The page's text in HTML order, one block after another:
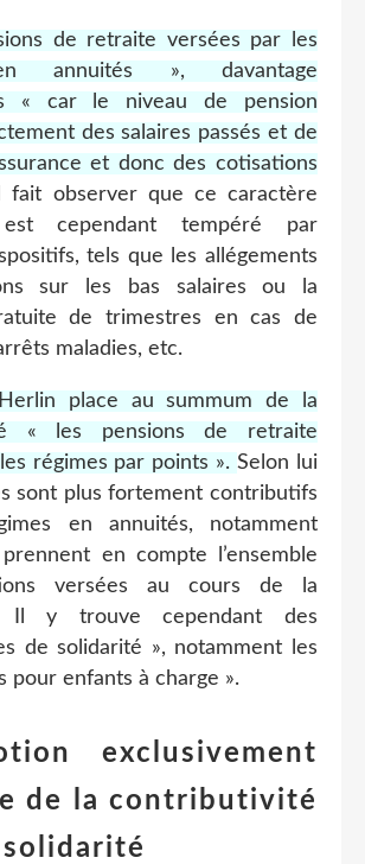
de retraite versées par les
annuités », davantage
« car le niveau de pension
des salaires passés et de
et donc des cotisations
fait observer que ce caractère
cependant tempéré par
tels que les allégements
sur les bas salaires ou la
de trimestres en cas de
maladies, etc.
place au summum de la
« les pensions de retraite
régimes par points ».Selon lui
sont plus fortement contributifs
en annuités, notamment
en compte l’ensemble
versées au cours de la
Il y trouve cependant des
de solidarité », notamment les
pour enfants à charge ».
exclusivement
de la contributivité